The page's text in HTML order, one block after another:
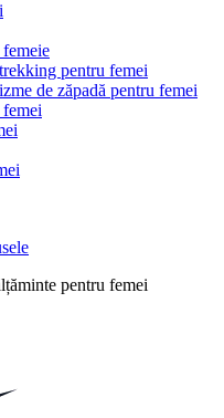
pentru femei
de zăpadă pentru femei
pentru femei